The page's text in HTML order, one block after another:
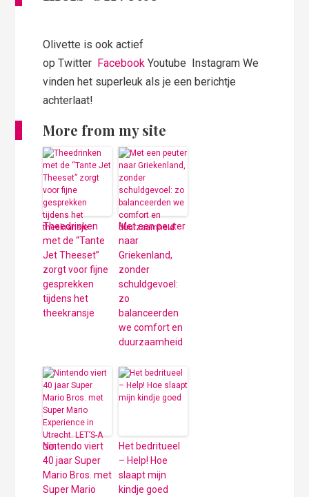
Olivette is ook actief
op Twitter Facebook Youtube Instagram We
vinden het superleuk als je een berichtje
achterlaat!
More from my site
Theedrinken
met de “Tante
Jet Theeset”
zorgt voor fijne
gesprekken
tijdens het
theekransje
Met een peuter
naar
Griekenland,
zonder
schuldgevoel:
zo
balanceerden
we comfort en
duurzaamheid
Nintendo viert
40 jaar Super
Mario Bros. met
Super Mario
Het bedritueel
– Help! Hoe
slaapt mijn
kindje goed